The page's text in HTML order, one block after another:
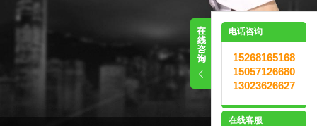
电话咨询
15268165168
15057126680
13023626627
在线客服